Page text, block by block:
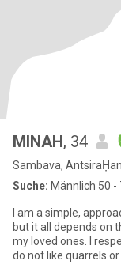
MINAH, 34
Sambava,
Suche: Männlich 50 -
I am a simple,
but it all depends on
my loved ones. I
do not like quarrels